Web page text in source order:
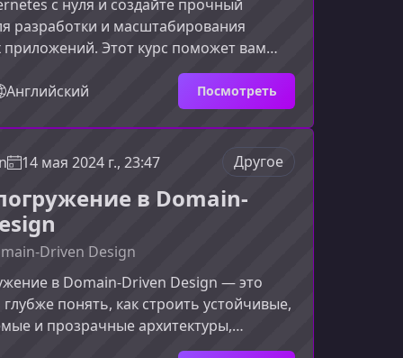
с нуля и создайте прочный
разработки и масштабирования
Этот курс поможет вам
даже если вы никогда ранее не
с Kubernetes.О чём этот курсКурс
концепции Kubernetes и
использовать его для развёртывания
приложениями. Вы постепенно
базовой теории к продвинутым
Английский Посмотреть
14 мая 2024 г., 23:47 Другое
в Domain-
Driven Design
в Domain-Driven Design — это
понять, как строить устойчивые,
и прозрачные архитектуры,
предметной области. В этом